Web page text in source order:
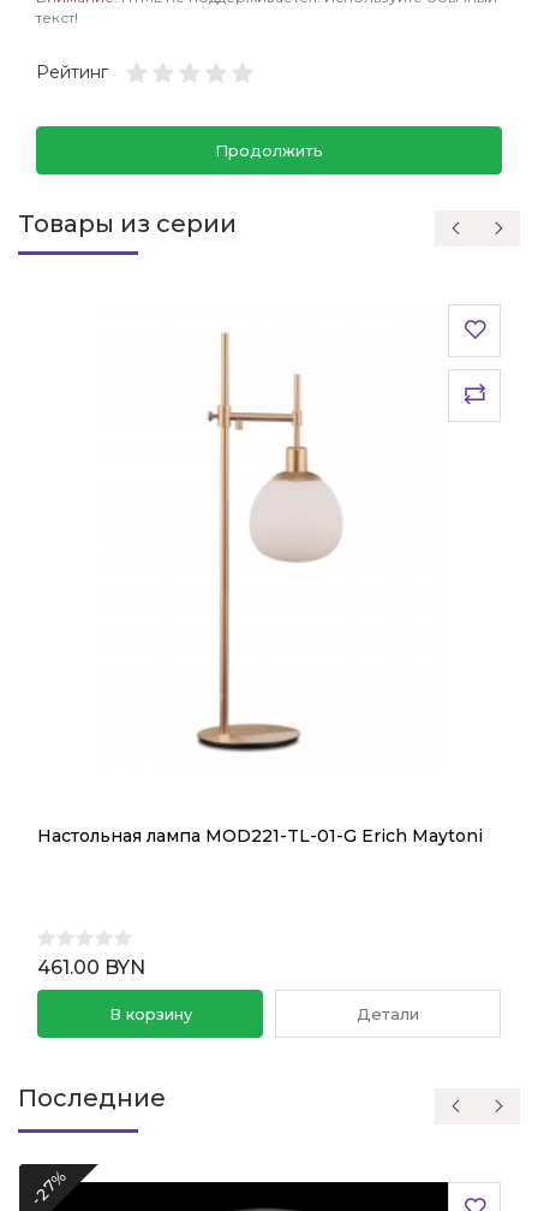
текст!
Рейтинг
Продолжить
Товары из серии
Настольная лампа MOD221-TL-01-G Erich Maytoni
461.00 BYN
В корзину Детали
Последние
-27%